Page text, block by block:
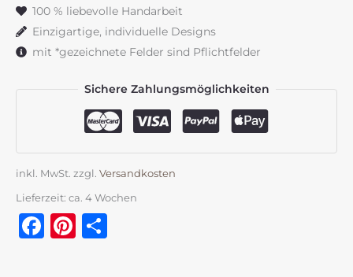
100 % liebevolle Handarbeit
Einzigartige, individuelle Designs
mit *gezeichnete Felder sind Pflichtfelder
Sichere Zahlungsmöglichkeiten
inkl. MwSt. zzgl. Versandkosten
Lieferzeit: ca. 4 Wochen
Facebook
Pinterest